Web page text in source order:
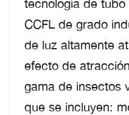
tecnología de
CCFL de grado
de luz altamente
efecto de
gama de insectos
que se incluyen: